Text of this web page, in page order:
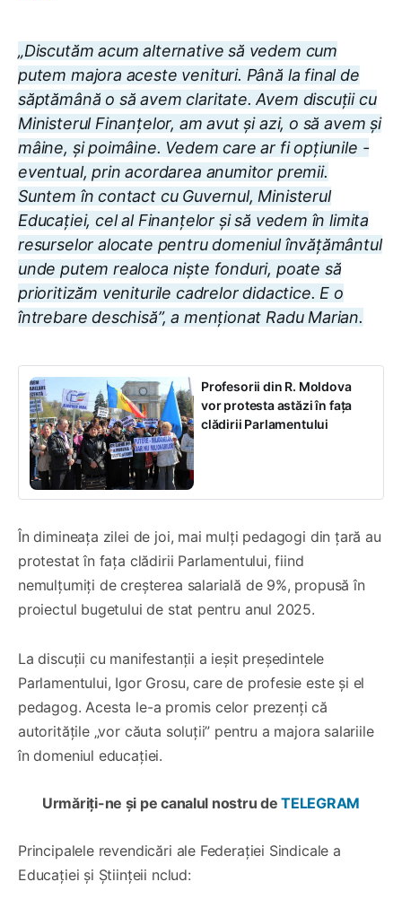
„Discutăm acum alternative să vedem cum
putem majora aceste venituri. Până la final de
săptămână o să avem claritate. Avem discuții cu
Ministerul Finanțelor, am avut și azi, o să avem și
mâine, și poimâine. Vedem care ar fi opțiunile -
eventual, prin acordarea anumitor premii.
Suntem în contact cu Guvernul, Ministerul
Educației, cel al Finanțelor și să vedem în limita
resurselor alocate pentru domeniul învățământul
unde putem realoca niște fonduri, poate să
prioritizăm veniturile cadrelor didactice. E o
întrebare deschisă”, a menționat Radu Marian.
Profesorii din R. Moldova
vor protesta astăzi în fața
clădirii Parlamentului
În dimineața zilei de joi, mai mulți pedagogi din țară au
protestat în fața clădirii Parlamentului, fiind
nemulțumiți de creșterea salarială de 9%, propusă în
proiectul bugetului de stat pentru anul 2025.
La discuții cu manifestanții a ieșit președintele
Parlamentului, Igor Grosu, care de profesie este și el
pedagog. Acesta le-a promis celor prezenți că
autoritățile „vor căuta soluții” pentru a majora salariile
în domeniul educației.
Urmăriți-ne și pe canalul nostru deTELEGRAM
Principalele revendicări ale Federației Sindicale a
Educației și Științeii nclud: